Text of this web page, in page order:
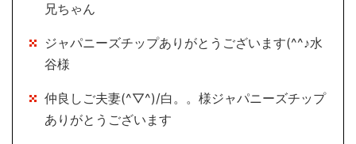
兄ちゃん
ジャパニーズチップありがとうございます(^^♪水
谷様
仲良しご夫妻(^▽^)/白。。様ジャパニーズチップ
ありがとうございます